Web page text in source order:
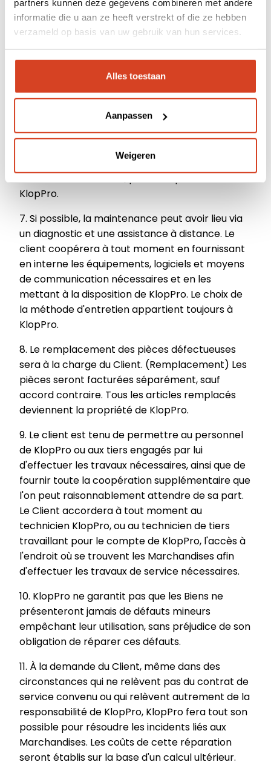
partners kunnen deze gegevens combineren met andere
informatie die u aan ze heeft verstrekt of die ze hebben
verzameld op basis van uw gebruik van hun services.
Alles toestaan
Aanpassen
Weigeren
Soutien
Boutique en ligne
9h00 et 17h00. Un tarif différent s'applique pour
le travail en dehors des heures de bureau.
KlopPro a le pouvoir de modifier ou de raccourcir
les heures d'exécution de la maintenance. Si
KlopPro souhaite faire usage de ce pouvoir, elle
en informera le client par écrit dans les
6. En principe, la maintenance a lieu chez le
Client. Les travaux qui ne peuvent
raisonnablement être effectués chez le client
KlopPro.
7. Si possible, la maintenance peut avoir lieu via
un diagnostic et une assistance à distance. Le
client coopérera à tout moment en fournissant
en interne les équipements, logiciels et moyens
de communication nécessaires et en les
mettant à la disposition de KlopPro. Le choix de
la méthode d'entretien appartient toujours à
KlopPro.
8. Le remplacement des pièces défectueuses
sera à la charge du Client. (Remplacement) Les
pièces seront facturées séparément, sauf
accord contraire. Tous les articles remplacés
deviennent la propriété de KlopPro.
9. Le client est tenu de permettre au personnel
de KlopPro ou aux tiers engagés par lui
d'effectuer les travaux nécessaires, ainsi que de
fournir toute la coopération supplémentaire que
l'on peut raisonnablement attendre de sa part.
Le Client accordera à tout moment au
technicien KlopPro, ou au technicien de tiers
travaillant pour le compte de KlopPro, l'accès à
l'endroit où se trouvent les Marchandises afin
d'effectuer les travaux de service nécessaires.
10. KlopPro ne garantit pas que les Biens ne
présenteront jamais de défauts mineurs
empêchant leur utilisation, sans préjudice de son
obligation de réparer ces défauts.
11. À la demande du Client, même dans des
circonstances qui ne relèvent pas du contrat de
service convenu ou qui relèvent autrement de la
responsabilité de KlopPro, KlopPro fera tout son
possible pour résoudre les incidents liés aux
Marchandises. Les coûts de cette réparation
seront établis sur la base d'un calcul ultérieur.